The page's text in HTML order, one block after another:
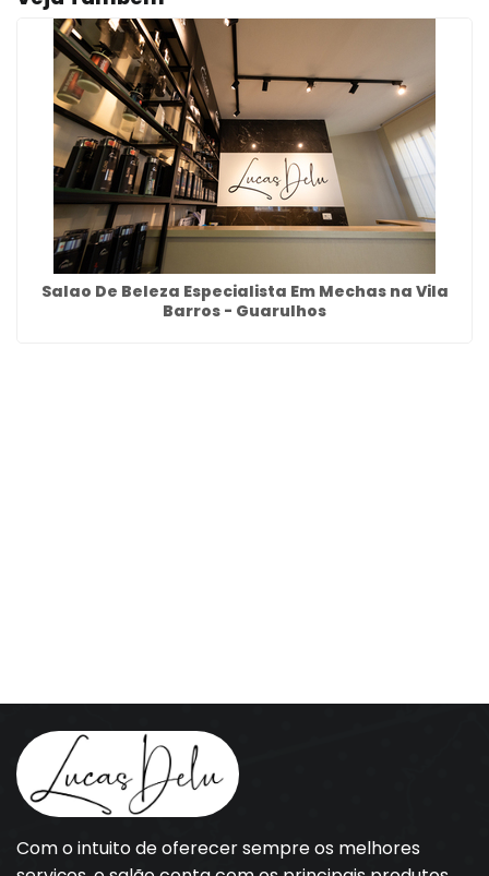
Salao De Beleza Especialista Em Mechas na Vila
Barros - Guarulhos
Com o intuito de oferecer sempre os melhores